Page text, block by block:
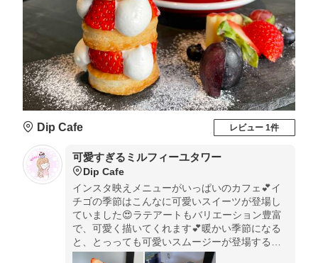
Dip Cafe レビュー 1件
可愛すぎるミルフィーユタワー
Dip Cafe
インスタ映えメニューがいっぱいのカフェ💕イ
チゴの季節はこんなに可愛いスイーツが登場し
ていました😍ラテアートもバリエーション豊富
で、可愛く描いてくれます💕暖かい季節になる
と、とっっても可愛いスムージーが登場するの
でチェックしてください🌸